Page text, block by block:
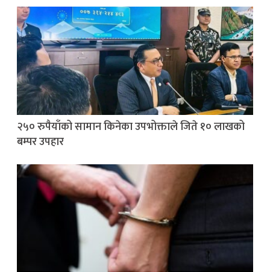
२५० रुपैयाँको सामान किनेका उपभोक्ताले जिते १० लाखको
बम्पर उपहार